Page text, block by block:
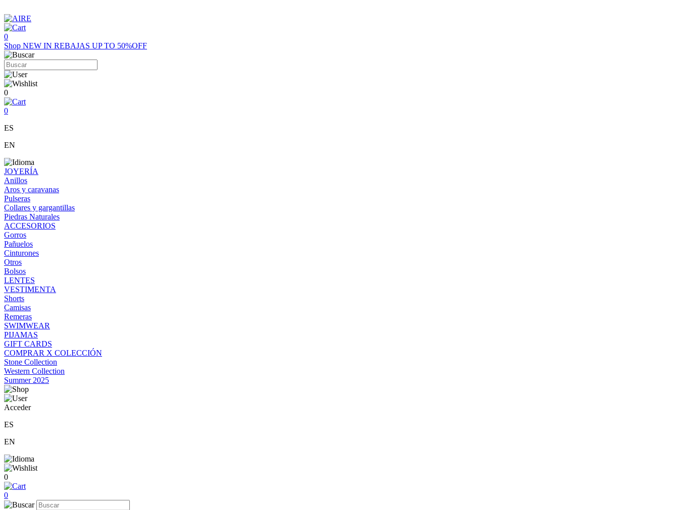
0
Shop NEW IN REBAJAS UP TO 50%OFF
0
0
ES
EN
JOYERÍA
Anillos
Aros y caravanas
Pulseras
Collares y gargantillas
Piedras Naturales
ACCESORIOS
Gorros
Pañuelos
Cinturones
Otros
Bolsos
LENTES
VESTIMENTA
Shorts
Camisas
Remeras
SWIMWEAR
PIJAMAS
GIFT CARDS
COMPRAR X COLECCIÓN
Stone Collection
Western Collection
Summer 2025
Acceder
ES
EN
0
0